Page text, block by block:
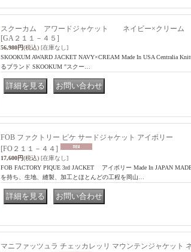
スクーカム アワードジャケット ネイビー×クリーム
[GA２１１－４５]
56,980円(税込) [在庫なし]
SKOOKUM AWARD JACKET NAVY×CREAM Made In USA Centralia
るブランド SKOOKUM "スクー…
FOB ファクトリー ピケ サードジャケット アイボリー
[FO２１１－４４]
17,600円(税込) [在庫なし]
FOB FACTORY PIQUE 3rd JACKET アイボリー Made In JAPAN
を持ち、生地、縫製、加工とほとんどの工程を岡山…
マニファッツュラ チェッカレッリ マウンテンジャケット